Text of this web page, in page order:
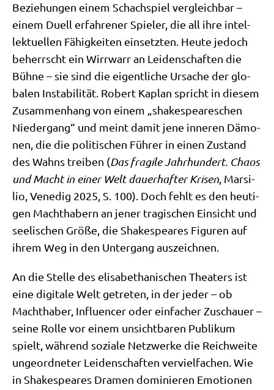
Bezie­hun­gen einem Schach­spiel ver­gleich­bar –
einem Duell erfah­re­ner Spie­ler, die all ihre intel­
lek­tu­el­len Fähig­kei­ten ein­setz­ten. Heu­te jedoch
beherrscht ein Wirr­warr an Lei­den­schaf­ten die
Büh­ne – sie sind die eigent­li­che Ursa­che der glo­
ba­len Insta­bi­li­tät. Robert Kaplan spricht in die­sem
Zusam­men­hang von einem „shake­speare­schen
Nie­der­gang“ und meint damit jene inne­ren Dämo­
nen, die die poli­ti­schen Füh­rer in einen Zustand
des Wahns trei­ben (Das fra­gi­le Jahr­hun­dert. Cha­os
und Macht in einer Welt dau­er­haf­ter Kri­sen, Mar­si­
lio, Vene­dig 2025, S. 100). Doch fehlt es den heu­ti­
gen Macht­ha­bern an jener tra­gi­schen Ein­sicht und
see­li­schen Grö­ße, die Shake­speares Figu­ren auf
ihrem Weg in den Unter­gang auszeichnen.
An die Stel­le des eli­sa­be­tha­ni­schen Thea­ters ist
eine digi­ta­le Welt getre­ten, in der jeder – ob
Macht­ha­ber, Influen­cer oder ein­fa­cher Zuschau­er –
sei­ne Rol­le vor einem unsicht­ba­ren Publi­kum
spielt, wäh­rend sozia­le Netz­wer­ke die Reich­wei­te
unge­ord­ne­ter Lei­den­schaf­ten ver­viel­fa­chen. Wie
in Shake­speares Dra­men domi­nie­ren Emo­tio­nen